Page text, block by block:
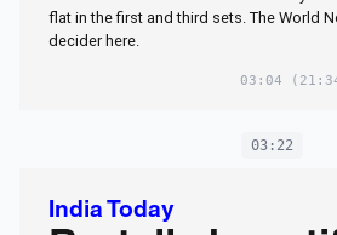
flat in the first and third sets. The World
decider here.
03:04
03:22
India Today